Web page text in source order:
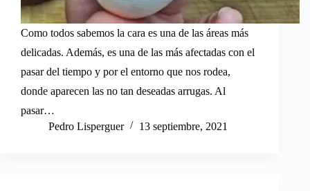
Como todos sabemos la cara es una de las áreas más
delicadas. Además, es una de las más afectadas con el
pasar del tiempo y por el entorno que nos rodea,
donde aparecen las no tan deseadas arrugas. Al
pasar…
Pedro Lisperguer
13 septiembre, 2021